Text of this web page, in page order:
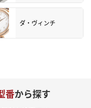
ダ・ヴィンチ
番から探す